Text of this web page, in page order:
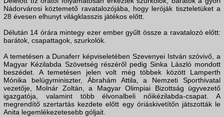
Nádorvárosi köztemető ravatalozójába, hogy leróják tiszteletüket a
28 évesen elhunyt világklasszis játékos előtt.
Délután 14 órára mintegy ezer ember gyűlt össze a ravatalozó előtt:
barátok, csapattagok, szurkolók.
A temetésen a Dunaferr képviseletében Szevenyei István szóvivő, a
Magyar Kézilabda Szövetség részéről pedig Sinka László mondott
beszédet. A temetésen jelen volt még többek között Lamperth
Mónika belügyminiszter, Ábrahám Attila, a Nemzeti Sporthivatal
vezetője, Molnár Zoltán, a Magyar Olimpiai Bizottság ügyvezető
igazgatója, valamint több élvonalbeli nőikézilabda-csapat. A
megrendítő szertartás kezdete előtt egy óriáskivetítőn játszották le
Anita legemlékezetesebb góljait.